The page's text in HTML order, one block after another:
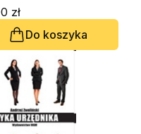
zł
Do koszyka